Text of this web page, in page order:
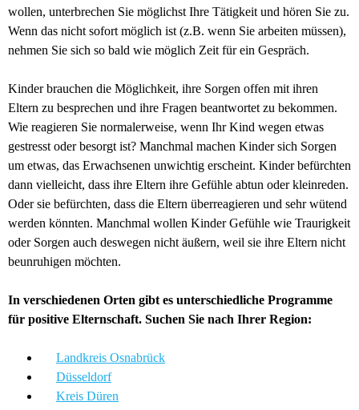
wollen, unterbrechen Sie möglichst Ihre Tätigkeit und hören Sie zu.
Wenn das nicht sofort möglich ist (z.B. wenn Sie arbeiten müssen),
nehmen Sie sich so bald wie möglich Zeit für ein Gespräch.
Kinder brauchen die Möglichkeit, ihre Sorgen offen mit ihren
Eltern zu besprechen und ihre Fragen beantwortet zu bekommen.
Wie reagieren Sie normalerweise, wenn Ihr Kind wegen etwas
gestresst oder besorgt ist? Manchmal machen Kinder sich Sorgen
um etwas, das Erwachsenen unwichtig erscheint. Kinder befürchten
dann vielleicht, dass ihre Eltern ihre Gefühle abtun oder kleinreden.
Oder sie befürchten, dass die Eltern überreagieren und sehr wütend
werden könnten. Manchmal wollen Kinder Gefühle wie Traurigkeit
oder Sorgen auch deswegen nicht äußern, weil sie ihre Eltern nicht
beunruhigen möchten.
In verschiedenen Orten gibt es unterschiedliche Programme
für positive Elternschaft. Suchen Sie nach Ihrer Region:
Landkreis Osnabrück
Düsseldorf
Kreis Düren